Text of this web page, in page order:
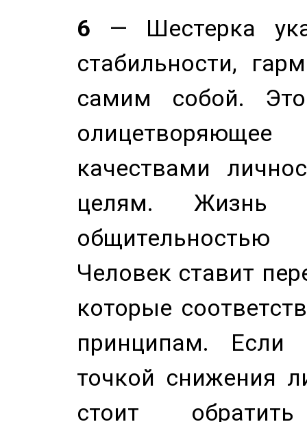
6 — Шестерка
стабильности,
самим собой.
качествами
целям. Жизнь
Человек ставит
которые
принципам. Если
точкой снижения
стоит